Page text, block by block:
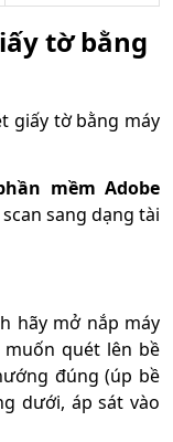
tờ bằng
giấy tờ bằng máy
mềm Adobe
sang dạng tài
hãy mở nắp máy
quét lên bề
đúng (úp bề
dưới, áp sát vào